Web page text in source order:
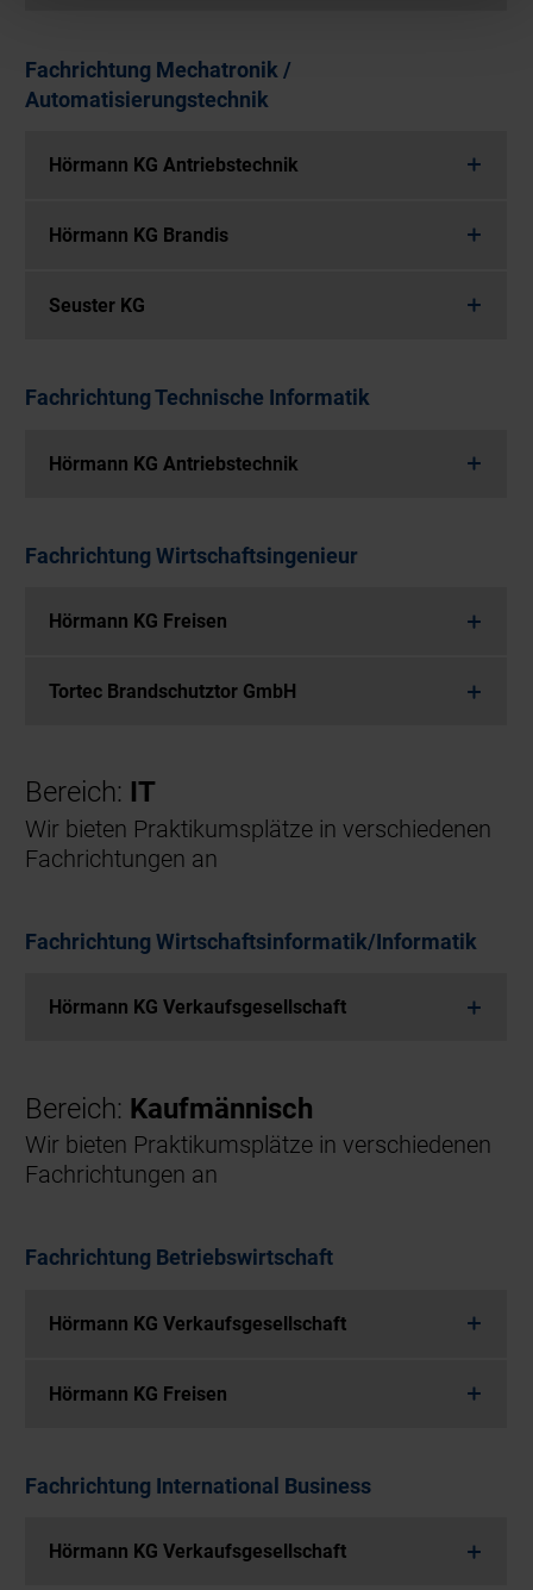
Fachrichtung Mechatronik /
Automatisierungstechnik
Hörmann KG Antriebstechnik
Hörmann KG Brandis
Seuster KG
Fachrichtung Technische Informatik
Hörmann KG Antriebstechnik
Fachrichtung Wirtschaftsingenieur
Hörmann KG Freisen
Tortec Brandschutztor GmbH
Bereich: IT
Wir bieten Praktikumsplätze in verschiedenen
Fachrichtungen an
Fachrichtung Wirtschaftsinformatik/Informatik
Hörmann KG Verkaufsgesellschaft
Bereich: Kaufmännisch
Wir bieten Praktikumsplätze in verschiedenen
Fachrichtungen an
Fachrichtung Betriebswirtschaft
Hörmann KG Verkaufsgesellschaft
Hörmann KG Freisen
Fachrichtung International Business
Hörmann KG Verkaufsgesellschaft